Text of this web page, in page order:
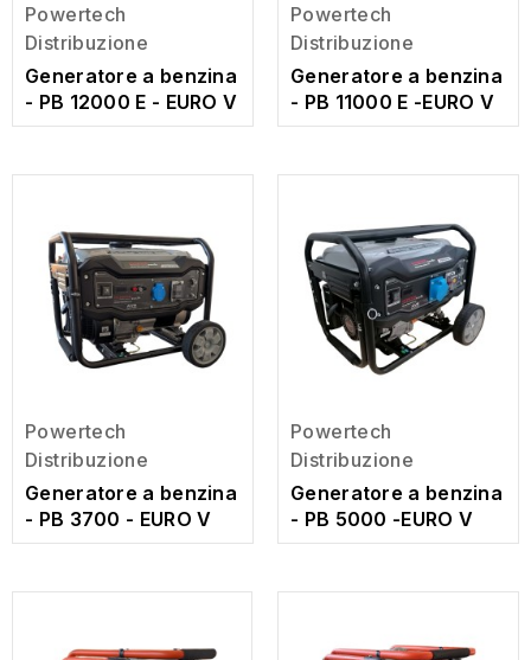
Powertech
Distribuzione
Generatore a benzina
- PB 12000 E - EURO V
Powertech
Distribuzione
Generatore a benzina
- PB 11000 E -EURO V
Powertech
Distribuzione
Generatore a benzina
- PB 3700 - EURO V
Powertech
Distribuzione
Generatore a benzina
- PB 5000 -EURO V